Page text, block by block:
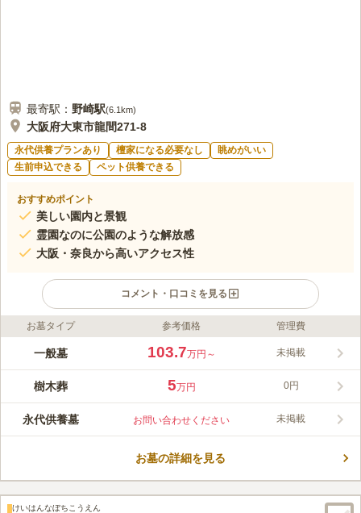
最寄駅： 野崎駅(6.1km)
大阪府大東市龍間271-8
永代供養プランあり 檀家になる必要なし
眺めがいい
生前申込できる
ペット供養できる
おすすめポイント
美しい園内と景観
霊園なのに公園のような解放感
大阪・奈良から高いアクセス性
コメント・口コミを見る
ライフドット編集部のコメント
大阪メモリアルパークは、大阪の聖域と呼ばれる生駒山稜に位置
す。建築家・安藤忠雄氏が手がけられた憩いのデザインと効果的
にあしらわれた植物の色は、安らぎと心地よさをお墓参りに行く
は、子供から年配の方まで集い憩うことができる庭園のよう。そ
のほかの配慮として、契約時に支払う管理料で永代の墓地管理を
保証する安心の「永代管理料制度」を導入しています。
車での道中にスーパーがあるので、一揃え購入できるので自宅近
くで買い揃えられなくても問題ないです。墓地の事務所でもマッチや墓花
が購入できますが、割高なので二度と使いたくありません。
お墓タイプ 参考価格 管理費
一般墓 103.7万円～ 未掲載
樹木葬 5万円 0円
永代供養墓 お問い合わせください 未掲載
お墓の詳細を見る
けいはんなぼちこうえん